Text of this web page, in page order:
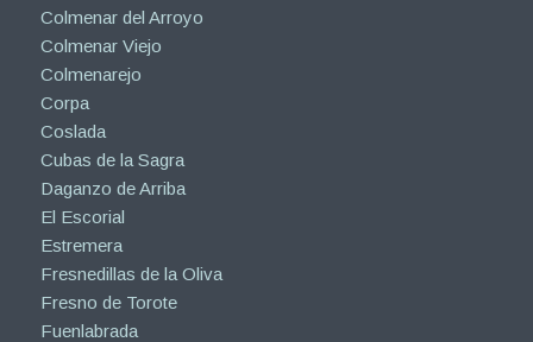
Colmenar del Arroyo
Colmenar Viejo
Colmenarejo
Corpa
Coslada
Cubas de la Sagra
Daganzo de Arriba
El Escorial
Estremera
Fresnedillas de la Oliva
Fresno de Torote
Fuenlabrada